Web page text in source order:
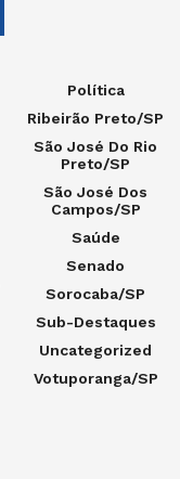
Política
Ribeirão Preto/SP
São José Do Rio
Preto/SP
São José Dos
Campos/SP
Saúde
Senado
Sorocaba/SP
Sub-Destaques
Uncategorized
Votuporanga/SP